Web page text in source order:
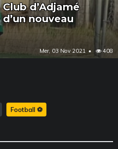
d’Adjamé
nouveau
Mer, 03 Nov 2021 408
Football ⚽️